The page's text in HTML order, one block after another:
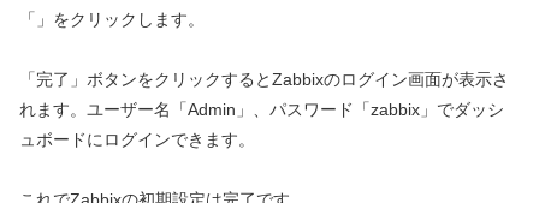
「」をクリックします。
「完了」ボタンをクリックするとZabbixのログイン画面が表示さ
れます。ユーザー名「Admin」、パスワード「zabbix」でダッシ
ュボードにログインできます。